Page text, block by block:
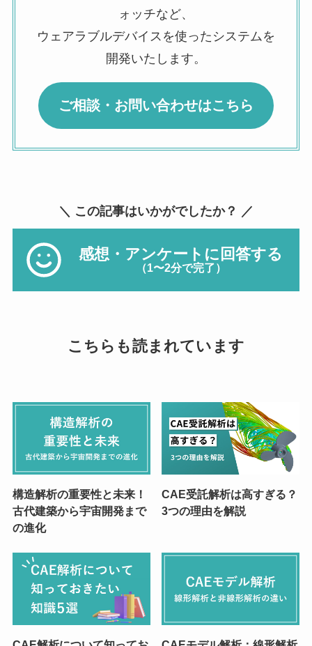
ォッチなど、
ウェアラブルデバイスを使ったシステムを
開発いたします。
ご相談・お問い合わせはこちら
＼ この記事はいかがでしたか？ ／
感想・アンケートに回答する
（1〜2分で完了）
こちらも読まれています
構造解析の重要性と未来！
古代建築から宇宙開発まで
の進化
CAE受託解析は高すぎる？
3つの理由を解説